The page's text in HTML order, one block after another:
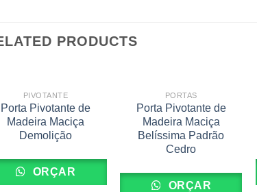
PRODUCTS
PIVOTANTE
Porta Pivotante de
Madeira Maciça
Demolição
ORÇAR
PORTAS
Porta Pivotante de
Madeira Maciça
Belíssima Padrão
Cedro
ORÇAR